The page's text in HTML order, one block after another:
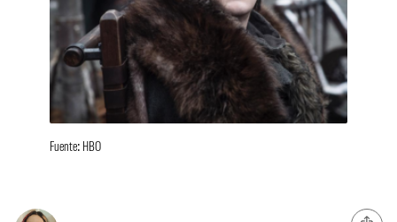
Fuente: HBO